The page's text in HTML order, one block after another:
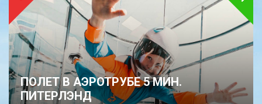
ПОЛЕТ В АЭРОТРУБЕ 5 МИН.
ПИТЕРЛЭНД